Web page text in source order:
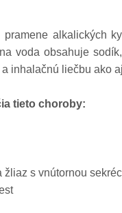
alkalických
voda obsahuje
inhalačnú liečbu ako
tieto choroby:
žliaz s vnútornou